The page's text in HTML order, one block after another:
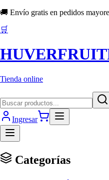
🚚 Envío gratis en pedidos
🛒
Tienda online
Ingresar
Categorías